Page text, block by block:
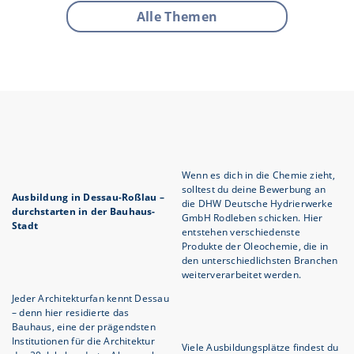
Alle Themen
Ausbildung in Dessau-Roßlau –
durchstarten in der Bauhaus-
Stadt
Jeder Architekturfan kennt Dessau
– denn hier residierte das
Bauhaus, eine der prägendsten
Institutionen für die Architektur
Wenn es dich in die Chemie zieht,
solltest du deine Bewerbung an
die DHW Deutsche Hydrierwerke
GmbH Rodleben schicken. Hier
entstehen verschiedenste
Produkte der Oleochemie, die in
den unterschiedlichsten Branchen
weiterverarbeitet werden.
Viele Ausbildungsplätze findest du